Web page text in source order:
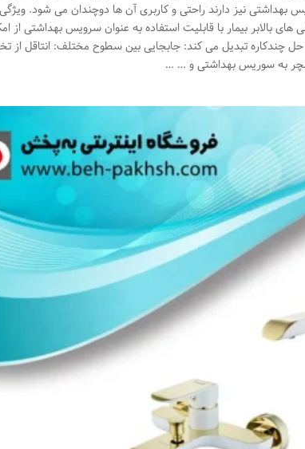
بهداشتی نیز دارند راحتی و کاربری آن ها دوچندان می شود.
بالابر بیمار با قابلیت استفاده به عنوان سرویس بهداشتی از
حل چندکاره تبدیل می کند: جابجایی بین سطوح مختلف: انتاقل از
به سوریس بهداشتی و … …